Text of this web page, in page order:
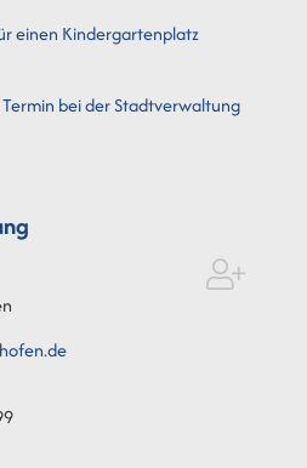
einen Kindergartenplatz
bei der Stadtverwaltung